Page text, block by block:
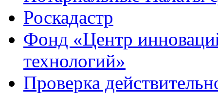
Роскадастр
Фонд «Центр
технологий»
Проверка